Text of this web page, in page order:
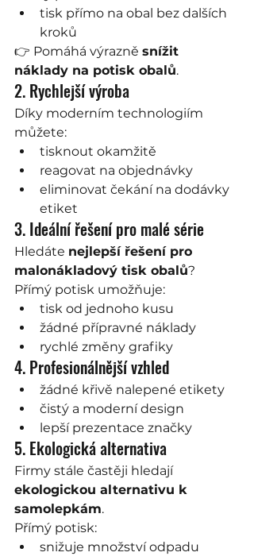
tisk přímo na obal bez dalších
kroků
👉 Pomáhá výrazně snížit
náklady na potisk obalů.
2. Rychlejší výroba
Díky moderním technologiím
můžete:
tisknout okamžitě
reagovat na objednávky
eliminovat čekání na dodávky
etiket
3. Ideální řešení pro malé série
Hledáte nejlepší řešení pro
malonákladový tisk obalů?
Přímý potisk umožňuje:
tisk od jednoho kusu
žádné přípravné náklady
rychlé změny grafiky
4. Profesionálnější vzhled
žádné křivě nalepené etikety
čistý a moderní design
lepší prezentace značky
5. Ekologická alternativa
Firmy stále častěji hledají
ekologickou alternativu k
samolepkám.
Přímý potisk:
snižuje množství odpadu